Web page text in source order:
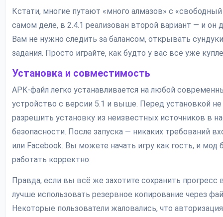
Кстати, многие путают «много алмазов» с
самом деле, в 2.4.1 реализован второй вариант — и он
Вам не нужно следить за балансом, открывать
задания. Просто играйте, как будто у вас всё уже
Установка и совместимость
APK-файл легко устанавливается на любой
устройство с версии 5.1 и выше. Перед установкой не
разрешить установку из неизвестных источников в
безопасности. После запуска — никаких требований
или Facebook. Вы можете начать игру как гость, и мод
работать корректно.
Правда, если вы всё же захотите сохранить прогресс
лучше использовать резервное копирование через
Некоторые пользователи жаловались, что